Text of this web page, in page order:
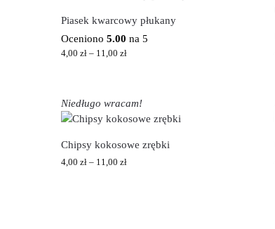
Piasek kwarcowy płukany
Oceniono 5.00 na 5
4,00 zł – 11,00 zł
Niedługo wracam!
Chipsy kokosowe zrębki
4,00 zł – 11,00 zł